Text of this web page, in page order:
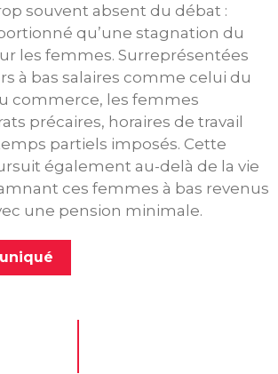
souvent absent du débat :
qu’une stagnation du
les femmes. Surreprésentées
à bas salaires comme celui du
commerce, les femmes
précaires, horaires de travail
partiels imposés. Cette
également au-delà de la vie
ces femmes à bas revenus
une pension minimale.